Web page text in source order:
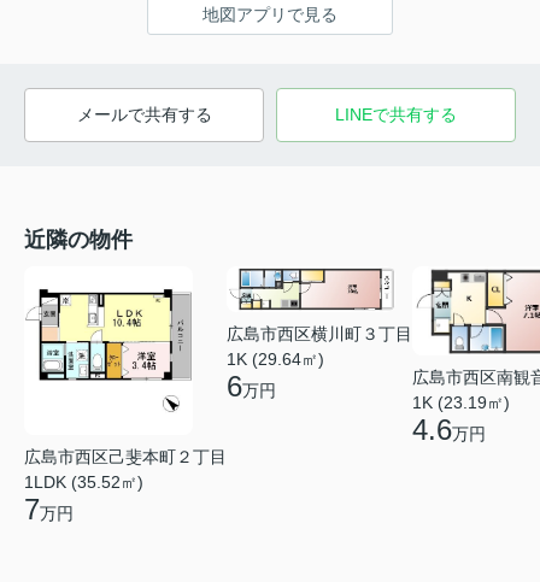
地図アプリで見る
メールで共有する LINEで共有する
近隣の物件
広島市西区己斐本町２丁目
1LDK (35.52㎡)
7万円
広島市西区横川町３丁目
1K (29.64㎡)
6万円
広島市西区南観
1K (23.19㎡)
4.6万円